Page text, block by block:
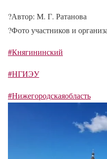
?Автор: М. Г. Ратанова
?Фото участников и
#Княгининский
#НГИЭУ
#Нижегородскаяобласть